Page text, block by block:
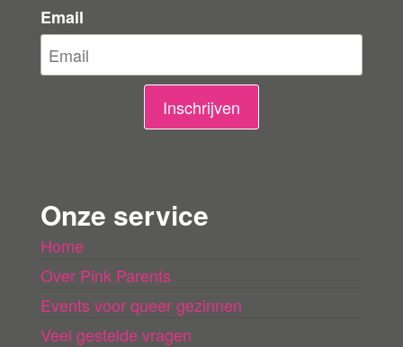
i
g
Email
Inschrijven
Onze service
Home
Over Pink Parents
Events voor queer gezinnen
Veel gestelde vragen